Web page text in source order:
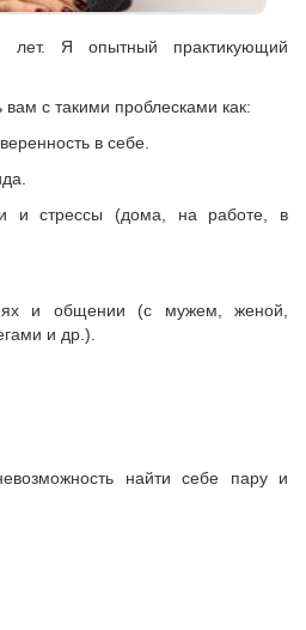
Я опытный практикующий
с такими проблесками как:
в себе.
и стрессы (дома, на работе, в
и общении (с мужем, женой,
и др.).
найти себе пару и